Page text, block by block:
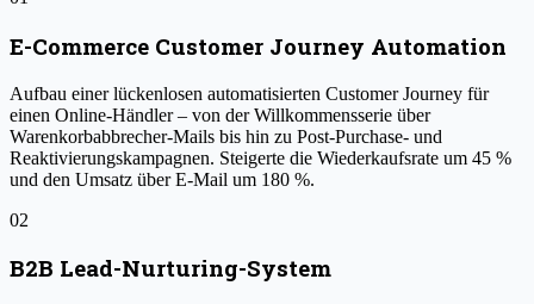
E-Commerce Customer Journey Automation
Aufbau einer lückenlosen automatisierten Customer Journey für
einen Online-Händler – von der Willkommensserie über
Warenkorbabbrecher-Mails bis hin zu Post-Purchase- und
Reaktivierungskampagnen. Steigerte die Wiederkaufsrate um 45 %
und den Umsatz über E-Mail um 180 %.
02
B2B Lead-Nurturing-System